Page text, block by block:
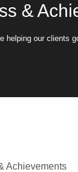
&
helping our clients
Achievements